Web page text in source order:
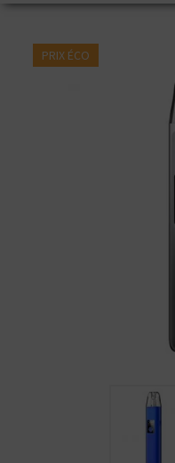
PRIX ÉCO